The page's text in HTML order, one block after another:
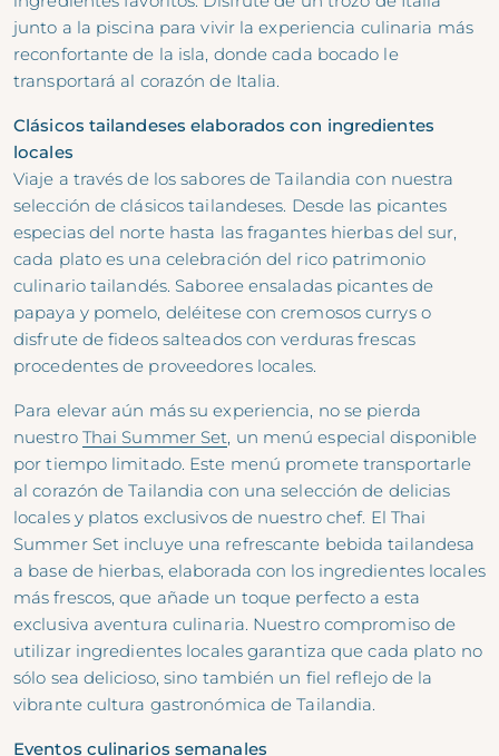
junto a la piscina para vivir la experiencia culinaria más
reconfortante de la isla, donde cada bocado le
transportará al corazón de Italia.
Clásicos tailandeses elaborados con ingredientes
locales
Viaje a través de los sabores de Tailandia con nuestra
selección de clásicos tailandeses. Desde las picantes
especias del norte hasta las fragantes hierbas del sur,
cada plato es una celebración del rico patrimonio
culinario tailandés. Saboree ensaladas picantes de
papaya y pomelo, deléitese con cremosos currys o
disfrute de fideos salteados con verduras frescas
procedentes de proveedores locales.
Para elevar aún más su experiencia, no se pierda
nuestro Thai Summer Set, un menú especial disponible
por tiempo limitado. Este menú promete transportarle
al corazón de Tailandia con una selección de delicias
locales y platos exclusivos de nuestro chef. El Thai
Summer Set incluye una refrescante bebida tailandesa
a base de hierbas, elaborada con los ingredientes locales
más frescos, que añade un toque perfecto a esta
exclusiva aventura culinaria. Nuestro compromiso de
utilizar ingredientes locales garantiza que cada plato no
sólo sea delicioso, sino también un fiel reflejo de la
vibrante cultura gastronómica de Tailandia.
Eventos culinarios semanales